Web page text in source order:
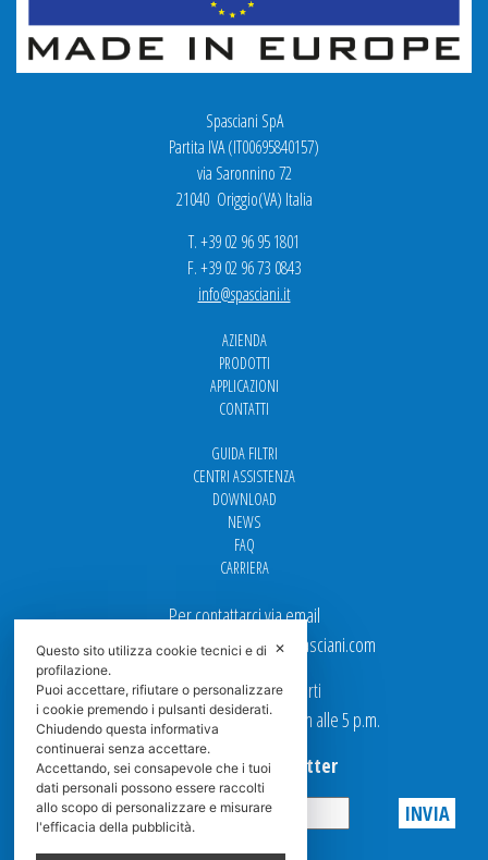
Spasciani SpA
Partita IVA (IT00695840157)
via Saronnino 72
21040 Origgio(VA) Italia
T. +39 02 96 95 1801
F. +39 02 96 73 0843
info@spasciani.it
AZIENDA
PRODOTTI
APPLICAZIONI
CONTATTI
GUIDA FILTRI
CENTRI ASSISTENZA
DOWNLOAD
NEWS
FAQ
CARRIERA
Per contattarci via email
Ufficio Vendite: italy.sales@spasciani.com
I nostri uffici sono aperti
dal Lunedi al Venerdi dalle 9 a.m alle 5 p.m.
Iscriviti alla Newsletter
Privacy
✕
Questo sito utilizza cookie tecnici e di
profilazione.
Puoi accettare, rifiutare o personalizzare
i cookie premendo i pulsanti desiderati.
Chiudendo questa informativa
continuerai senza accettare.
Accettando, sei consapevole che i tuoi
dati personali possono essere raccolti
allo scopo di personalizzare e misurare
l'efficacia della pubblicità.